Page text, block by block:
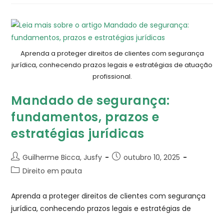
Aprenda a proteger direitos de clientes com segurança
jurídica, conhecendo prazos legais e estratégias de atuação
profissional.
Mandado de segurança:
fundamentos, prazos e
estratégias jurídicas
Guilherme Bicca, Jusfy
outubro 10, 2025
Direito em pauta
Aprenda a proteger direitos de clientes com segurança
jurídica, conhecendo prazos legais e estratégias de